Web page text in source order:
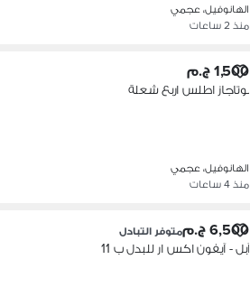
الهانوفيل، عجمي
منذ 2 ساعات
1,500 ج.م
بوتاجاز اطلس اربع شعلة
الهانوفيل، عجمي
منذ 4 ساعات
6,500 ج.م متوفر التبادل
آبل - آيفون اكس ار للبدل ب 11